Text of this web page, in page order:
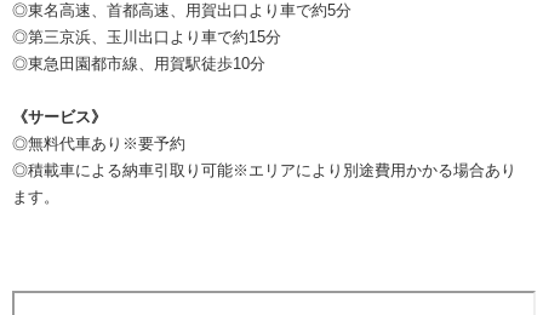
◎東名高速、首都高速、用賀出口より車で約5分
◎第三京浜、玉川出口より車で約15分
◎東急田園都市線、用賀駅徒歩10分
《サービス》
◎無料代車あり※要予約
◎積載車による納車引取り可能※エリアにより別途費用かかる場合あり
ます。